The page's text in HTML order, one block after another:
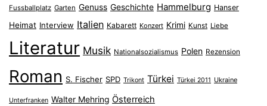
Fussballplatz Garten Genuss Geschichte Hammelburg Hanser
Heimat Interview Italien Kabarett Konzert Krimi Kunst Liebe
Literatur Musik Nationalsozialismus Polen Rezension
Roman S. Fischer SPD Trikont Türkei Türkei 2011 Ukraine
Unterfranken Walter Mehring Österreich